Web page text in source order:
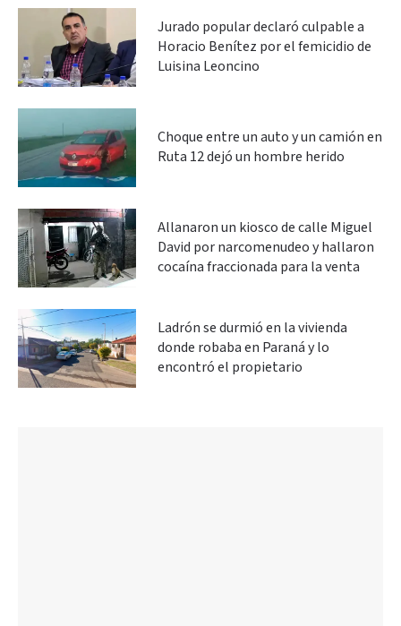
Jurado popular declaró culpable a
Horacio Benítez por el femicidio de
Luisina Leoncino
Choque entre un auto y un camión en
Ruta 12 dejó un hombre herido
Allanaron un kiosco de calle Miguel
David por narcomenudeo y hallaron
cocaína fraccionada para la venta
Ladrón se durmió en la vivienda
donde robaba en Paraná y lo
encontró el propietario